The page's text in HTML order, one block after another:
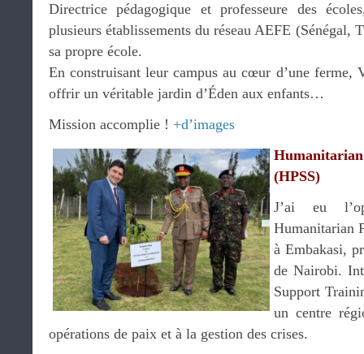
Directrice pédagogique et professeure des
plusieurs établissements du réseau AEFE (Sénégal,
sa propre école.
En construisant leur campus au cœur d’une ferme,
offrir un véritable jardin d’Éden aux enfants…
Mission accomplie ! +d’images
(HPSS)
J’ai eu
Humanitarian
à Embakasi,
de Nairobi.
Support
un centre
opérations de paix et à la gestion des crises.